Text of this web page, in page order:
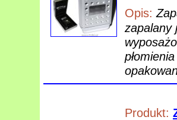
Opis:
zapalany
Produkt: